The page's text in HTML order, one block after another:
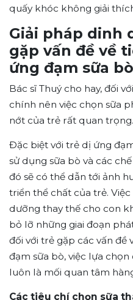
quấy khóc không giải
Giải pháp dinh
gặp vấn đề về
ứng đạm sữa bò
Bác sĩ Thuý cho hay, đối
chính nên việc chọn sữa
nớt của trẻ rất quan trọng.
Đặc biệt với trẻ dị ứng
sử dụng sữa bò và các
đó sẽ có thể dẫn tới ảnh
triển thể chất của trẻ.
dưỡng thay thế cho con
bỏ lỡ những giai đoạn
đối với trẻ gặp các vấn đề
đạm sữa bò, việc lựa
luôn là mối quan tâm
Các tiêu chí chọn sữa